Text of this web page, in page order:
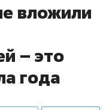
вложили
– это
года